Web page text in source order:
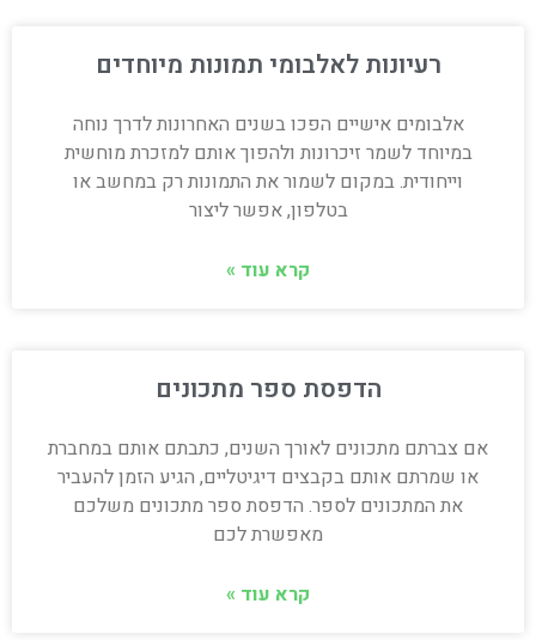
רעיונות לאלבומי תמונות מיוחדים
אלבומים אישיים הפכו בשנים האחרונות לדרך נוחה
במיוחד לשמר זיכרונות ולהפוך אותם למזכרת מוחשית
וייחודית. במקום לשמור את התמונות רק במחשב או
בטלפון, אפשר ליצור
קרא עוד »
הדפסת ספר מתכונים
אם צברתם מתכונים לאורך השנים, כתבתם אותם במחברת
או שמרתם אותם בקבצים דיגיטליים, הגיע הזמן להעביר
את המתכונים לספר. הדפסת ספר מתכונים משלכם
מאפשרת לכם
קרא עוד »